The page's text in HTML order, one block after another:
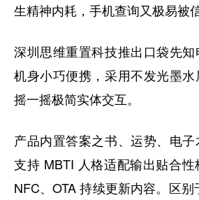
生精神内耗，手机查询又极易被
深圳思维重置科技推出口袋先知
机身小巧便携，采用不发光墨水
摇一摇极简实体交互。
产品内置答案之书、运势、电子
支持 MBTI 人格适配输出贴合
NFC、OTA 持续更新内容。区